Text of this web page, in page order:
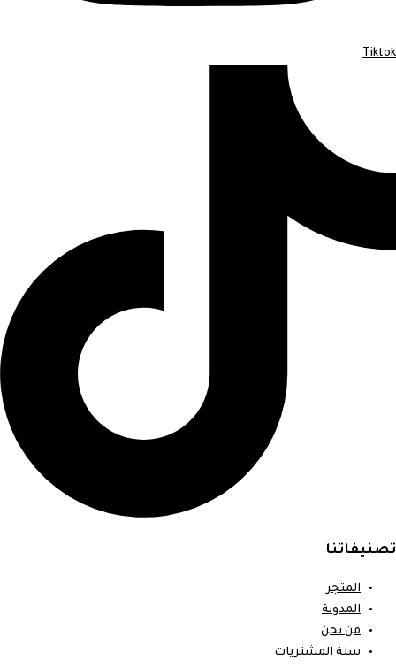
Tiktok
تصنيفاتنا
المتجر
المدونة
من نحن
سلة المشتريات